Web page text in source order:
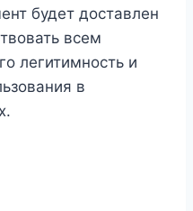
будет доставлен
всем
легитимность и
в